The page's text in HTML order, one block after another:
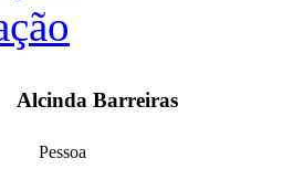
Alcinda Barreiras
Pessoa